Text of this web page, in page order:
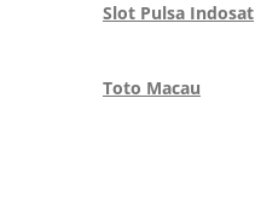
Slot Pulsa Indosat
Toto Macau